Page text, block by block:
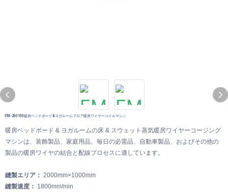
FM-200100暖房ベッドボード&ヨガルームフロア暖房ワイヤーコイルマシン
暖房ベッドボード & ヨガルームの床 & スウェット蒸気暖房ワイヤーコージング
マシンは、装飾製品、家庭用品、毎日の必需品、自動車製品、およびその他の
製品の暖房ワイヤの結合と配線プロセスに適しています。
縫製エリア： 2000mm×1000mm
縫製速度： 1800mm/min